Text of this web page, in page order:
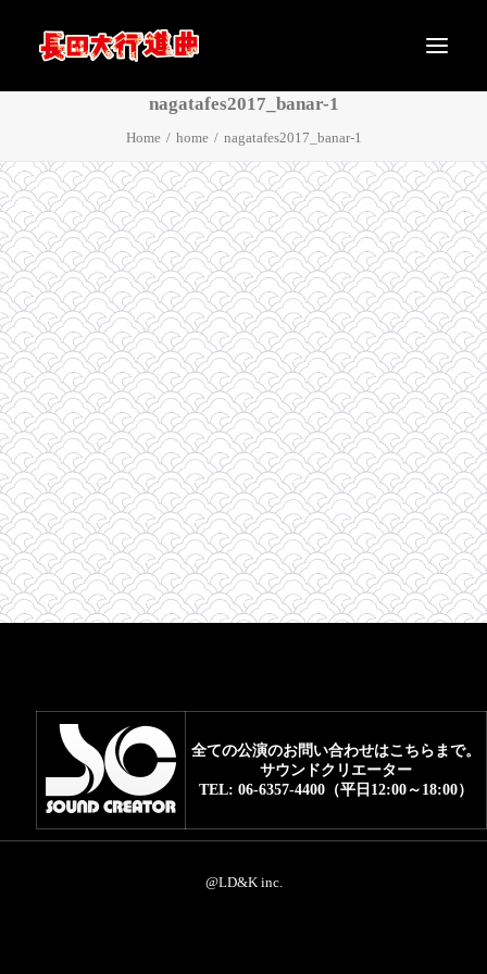
公演概要
アクセス
チケット
ラインナップ
タイムテーブル
マップ
グッズ
注意事項
FAQ
nagatafes2017_banar-1
Home home nagatafes2017_banar-1
全ての公演のお問い合わせはこちらまで。
サウンドクリエーター
TEL: 06-6357-4400（平日12:00～18:00）
@LD&K inc.